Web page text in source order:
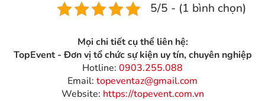
5/5 - (1 bình chọn)
Mọi chi tiết cụ thể liên hệ:
TopEvent - Đơn vị tổ chức sự kiện uy tín, chuyên nghiệp
Hotline: 0903.255.088
Email: topeventaz@gmail.com
Website: https://topevent.com.vn